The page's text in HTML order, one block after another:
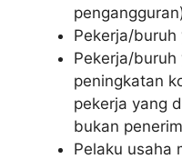
Pekerja/buruh
Pekerja/
peningkatan
pekerja yang
bukan
Pelaku usaha